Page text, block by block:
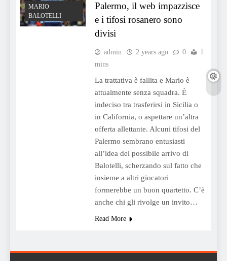
MARIO
BALOTELLI
Palermo, il web impazzisce
e i tifosi rosanero sono
divisi
admin 2 years ago 0
1
mins
La trattativa è fallita e Mario è
attualmente senza squadra. È
indeciso tra trasferirsi in Sicilia o
in California, o aspettare un’altra
offerta allettante. Alcuni tifosi del
Palermo sembrano entusiasti
all’idea del possibile arrivo di
Balotelli, scherzando sul fatto che
insieme a altri giocatori
formerebbe un buon quartetto. C’è
anche chi gli rivolge un invito…
Read More